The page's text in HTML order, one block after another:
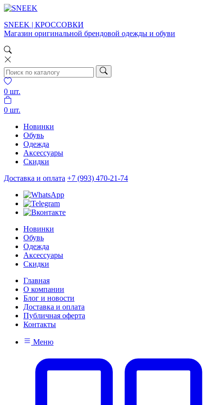
SNEEK | КРОССОВКИ
Магазин оригинальной брендовой одежды и обуви
0 шт.
0 шт.
Новинки
Обувь
Одежда
Аксессуары
Скидки
Доставка и оплата +7 (993) 470-21-74
Новинки
Обувь
Одежда
Аксессуары
Скидки
Главная
О компании
Блог и новости
Доставка и оплата
Публичная оферта
Контакты
Меню